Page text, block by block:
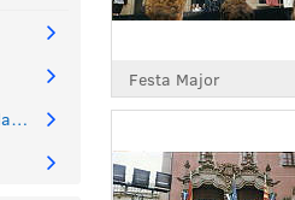
Fons associacions i fundacions
Festa Major